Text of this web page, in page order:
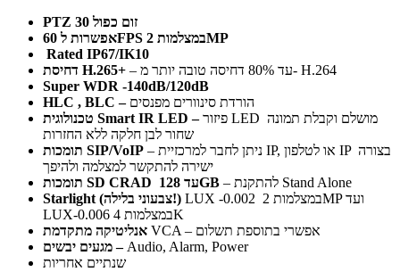
PTZ
זום כפול 30
אפשרות ל60FPS במצלמות2MP
Rated IP67/IK10
H.265+
– עד 80% דחיסה טובה יותר מ- H.264
Super WDR -140dB/120dB
HLC , BLC – הורדת סינוורים מפנסים
Smart IR LED –פיזור LED מושלם וקבלת תמונה
שחור לבן חלקה ללא החזרות
תומכות SIP/VoIP – ניתן לחבר למרכזיית IP, או לטלפון IP בצורה
ישירה להתקשר למצלמה ולהיפך
SD CRAD עד128GB
– להתקנת Stand Alone
Starlight
(צבעוני בלילה!) LUX -0.002 במצלמות 2MP ועד
LUX-0.006 במצלמות 4K
אנליטיקה מתקדמת
VCA – אפשרי בתוספת תשלום
מגעים יבשים – Audio, Alarm, Power
שנתיים אחריות